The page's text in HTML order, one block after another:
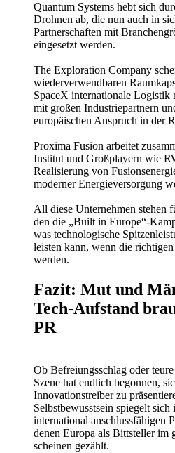
Quantum Systems hebt sich
Drohnen ab, die nun auch in
Partnerschaften mit
eingesetzt werden.
The Exploration Company
wiederverwendbaren
SpaceX internationale Logistik
mit großen Industriepartnern
europäischen Anspruch in der
Proxima Fusion arbeitet
Institut und Großplayern wie
Realisierung von
moderner Energieversorgung
All diese Unternehmen stehen
den die „Built in Europe“-
was technologische
leisten kann, wenn die
werden.
Fazit: Mut und
Tech-Aufstand
PR
Ob Befreiungsschlag oder
Szene hat endlich begonnen,
Innovationstreiber zu
Selbstbewusstsein spiegelt
international anschlussfähigen
denen Europa als Bittsteller im
scheinen gezählt.